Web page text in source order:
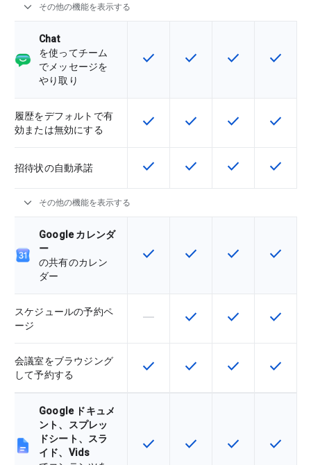
expand_more その他の機能を表示する
Chat
を使ってチーム
でメッセージを
やり取り
この機能は該当の SKU で利用で
check この機能は該当の SKU
check この機能は該当
check この機
check
履歴をデフォルトで有
効または無効にする
この機能は該当の SKU で利用で
check この機能は該当の SKU
check この機能は該当
check この機
check
招待状の自動承諾 この機能は該当の SKU で利用で
check この機能は該当の SKU
check この機能は該当
check この機
check
expand_more その他の機能を表示する
Google カレンダ
ー
の共有のカレン
ダー
この機能は該当の SKU で利用で
check この機能は該当の SKU
check この機能は該当
check この機
check
スケジュールの予約ペ
ージ
この機能は該当の SKU でサポー
horizontal_rule この機能は該当の SKU
check この機能は該当
check この機
check
会議室をブラウジング
して予約する
この機能は該当の SKU で利用で
check この機能は該当の SKU
check この機能は該当
check この機
check
Google ドキュメ
ント、スプレッ
ドシート、スラ
イド、Vids
この機能は該当の SKU で利用で
check この機能は該当の SKU
check この機能は該当
check この機
check